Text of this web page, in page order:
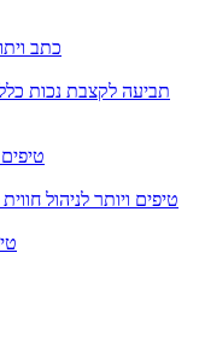
כתב
תביעה לקצבת נכות
7